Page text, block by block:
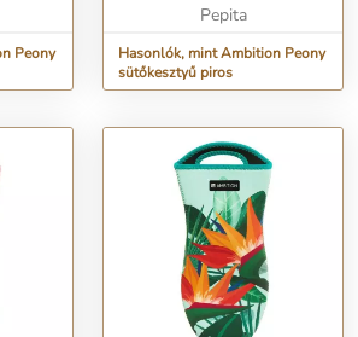
Peony
Pepita
Hasonlók, mint Ambition Peony
sütőkesztyű piros